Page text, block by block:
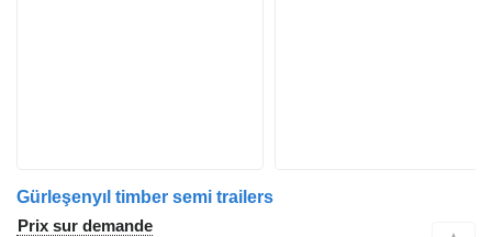
Gürleşenyıl timber semi trailers
Prix sur demande